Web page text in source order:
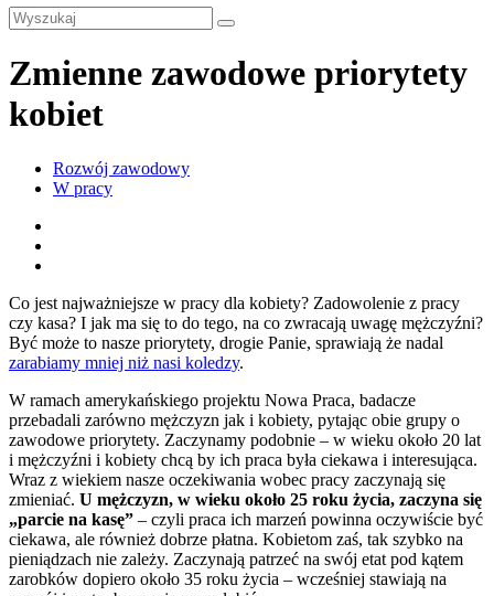
Zmienne zawodowe priorytety
kobiet
Rozwój zawodowy
W pracy
Co jest najważniejsze w pracy dla kobiety? Zadowolenie z pracy
czy kasa? I jak ma się to do tego, na co zwracają uwagę mężczyźni?
Być może to nasze priorytety, drogie Panie, sprawiają że nadal
zarabiamy mniej niż nasi koledzy.
W ramach amerykańskiego projektu Nowa Praca, badacze
przebadali zarówno mężczyzn jak i kobiety, pytając obie grupy o
zawodowe priorytety. Zaczynamy podobnie – w wieku około 20 lat
i mężczyźni i kobiety chcą by ich praca była ciekawa i interesująca.
Wraz z wiekiem nasze oczekiwania wobec pracy zaczynają się
zmieniać. U mężczyzn, w wieku około 25 roku życia, zaczyna się
„parcie na kasę” – czyli praca ich marzeń powinna oczywiście być
ciekawa, ale również dobrze płatna. Kobietom zaś, tak szybko na
pieniądzach nie zależy. Zaczynają patrzeć na swój etat pod kątem
zarobków dopiero około 35 roku życia – wcześniej stawiają na